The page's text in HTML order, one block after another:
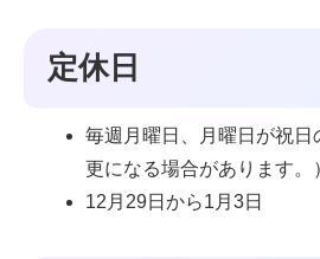
定休日
毎週月曜日、月曜日が祝
更になる場合があります。
12月29日から1月3日